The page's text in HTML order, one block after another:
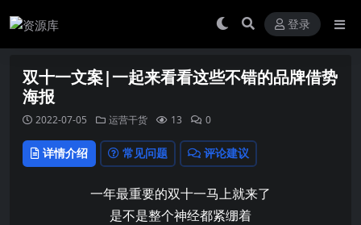
登录
双十一文案|一起来看看这些不错的品牌借势
海报
2022-07-05 运营干货 13 0
详情介绍 常见问题 评论建议
一年最重要的双十一马上就来了
是不是整个神经都紧绷着